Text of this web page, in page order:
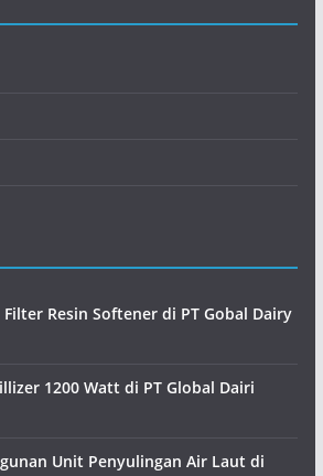
Resin Softener di PT Gobal Dairy
1200 Watt di PT Global Dairi
Unit Penyulingan Air Laut di